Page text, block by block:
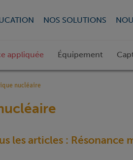
NOS SOLUTIONS
appliquée Équipement
nucléaire
les articles : Résonance